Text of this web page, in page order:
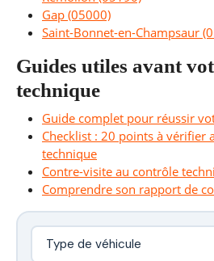
Gap (05000)
Saint-Bonnet-en-Champsaur
Guides utiles avant
technique
Guide complet pour réussir
Checklist : 20 points à vérifier
technique
Contre-visite au contrôle
Comprendre son rapport de